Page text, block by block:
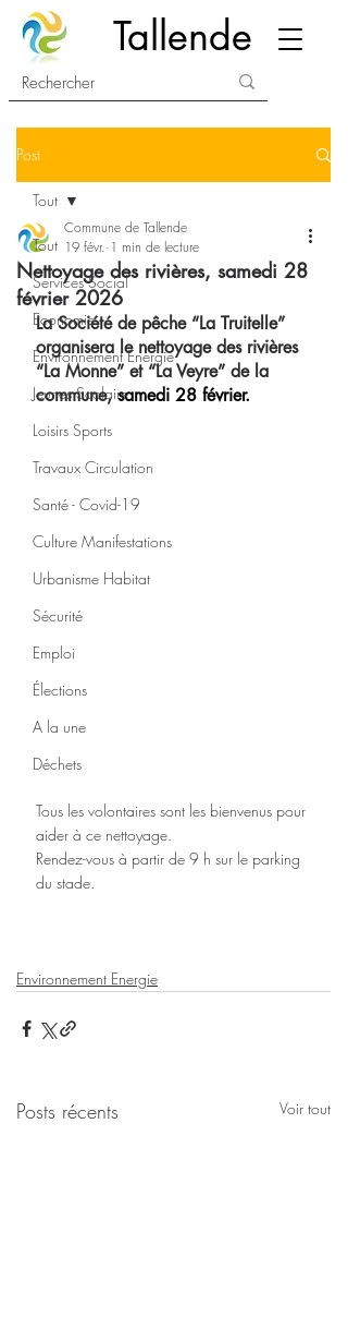
Tallende
Post
Tout
Services Social
Economie
Environnement Energie
Jeunes Scolaire
Loisirs Sports
Travaux Circulation
Santé - Covid-19
Culture Manifestations
Urbanisme Habitat
Sécurité
Emploi
Élections
A la une
Déchets
Tout
Nettoyage des rivières, samedi 28
février 2026
Commune de Tallende
19 févr. 1 min de lecture
La Société de pêche “La Truitelle”
organisera le nettoyage des rivières
“La Monne” et “La Veyre” de la
commune, samedi 28 février.
Tous les volontaires sont les bienvenus pour
aider à ce nettoyage.
Rendez-vous à partir de 9 h sur le parking
du stade.
Environnement Energie
Posts récents Voir tout